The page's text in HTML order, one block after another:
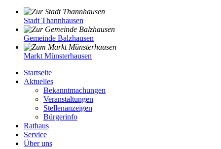
Stadt Thannhausen
Gemeinde Balzhausen
Markt Münsterhausen
Startseite
Aktuelles
Bekanntmachungen
Veranstaltungen
Stellenanzeigen
Bürgerinfo
Rathaus
Service
Über uns